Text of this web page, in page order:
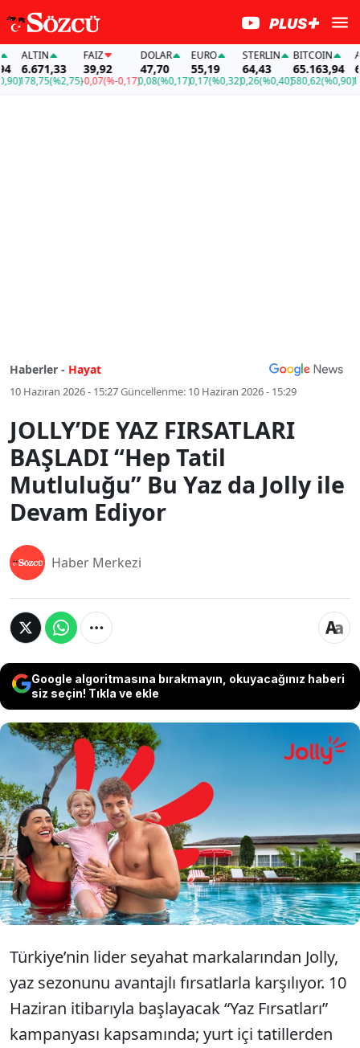
ALTIN
6.671,33
178,75(%2,75)
FAİZ
39,92
-0,07(%-0,17)
DOLAR
47,70
0,08(%0,17)
EURO
55,19
0,17(%0,32)
STERLIN
64,43
0,26(%0,40)
BITCOIN
65.163,94
580,62(%0,90)
Haberler - Hayat
10 Haziran 2026 - 15:27Güncellenme: 10 Haziran 2026 - 15:29
JOLLY’DE YAZ FIRSATLARI
BAŞLADI “Hep Tatil
Mutluluğu” Bu Yaz da Jolly ile
Devam Ediyor
Haber Merkezi
Google algoritmasına bırakmayın, okuyacağınız haberi
siz seçin! Tıkla ve ekle
JOLLY’DE YAZ FIRSATLARI BAŞLADI
“Hep Tatil Mutluluğu” Bu Yaz da
Jolly ile Devam Ediyor
Türkiye’nin lider seyahat markalarından Jolly,
yaz sezonunu avantajlı fırsatlarla karşılıyor. 10
Haziran itibarıyla başlayacak “Yaz Fırsatları”
kampanyası kapsamında; yurt içi tatillerden